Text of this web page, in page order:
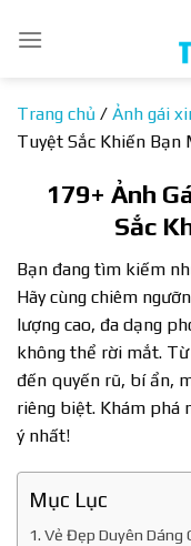
qua
Trang chủ / Ảnh gái
Tuyệt Sắc Khiến Bạn
179+ Ảnh
Sắc
Bạn đang tìm kiếm
Hãy cùng chiêm
lượng cao, đa dạng
không thể rời mắt.
đến quyến rũ, bí ẩn,
riêng biệt. Khám phá
ý nhất!
Mục Lục
Vẻ Đẹp Duyên Dáng